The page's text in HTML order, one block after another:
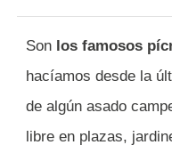
Son los famosos
hacíamos desde la
de algún asado
libre en plazas,